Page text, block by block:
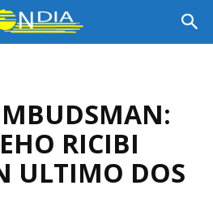
RICIBI
ULTIMO DOS